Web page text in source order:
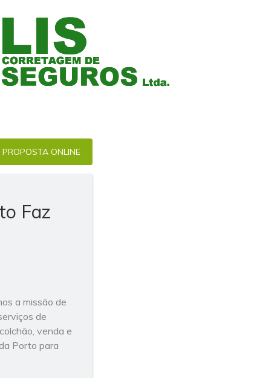
PROPOSTA ONLINE
Faz
a missão de
de
venda e
Porto para